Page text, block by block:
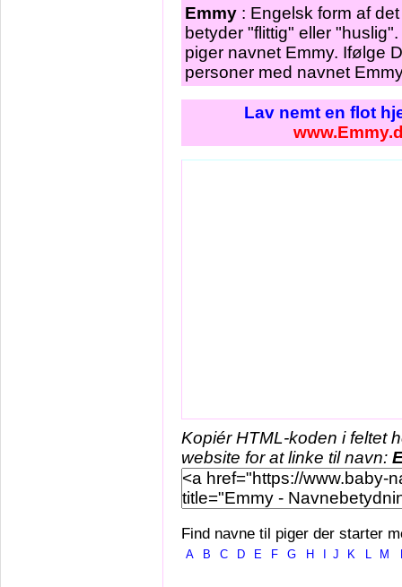
Emmy : Engelsk form af
betyder "flittig" eller
piger navnet Emmy. Ifølge
personer med navnet
Lav nemt en flot
Kopiér HTML-koden i feltet
website for at linke til navn:
Find navne til piger der starter
A B C D E F G H J K L M